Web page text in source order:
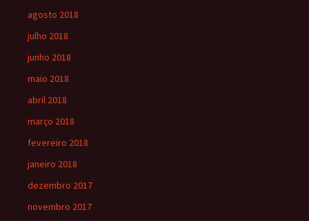
agosto 2018
julho 2018
junho 2018
maio 2018
abril 2018
março 2018
fevereiro 2018
janeiro 2018
dezembro 2017
novembro 2017